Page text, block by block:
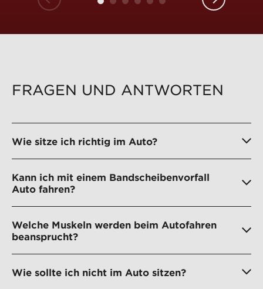
FRAGEN UND ANTWORTEN
Wie sitze ich richtig im Auto?
Kann ich mit einem Bandscheibenvorfall
Auto fahren?
Welche Muskeln werden beim Autofahren
beansprucht?
Wie sollte ich nicht im Auto sitzen?